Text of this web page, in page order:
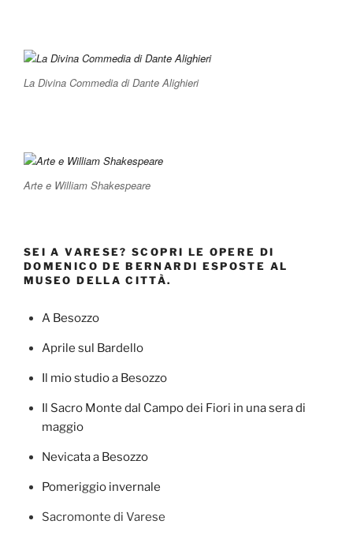
La Divina Commedia di Dante Alighieri
Arte e William Shakespeare
SEI A VARESE? SCOPRI LE OPERE DI
DOMENICO DE BERNARDI ESPOSTE AL
MUSEO DELLA CITTÀ.
A Besozzo
Aprile sul Bardello
Il mio studio a Besozzo
Il Sacro Monte dal Campo dei Fiori in una sera di
maggio
Nevicata a Besozzo
Pomeriggio invernale
Sacromonte di Varese